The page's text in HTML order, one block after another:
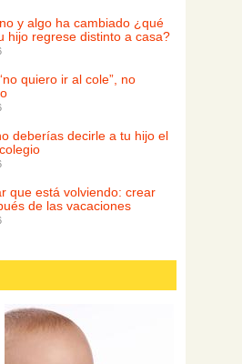
y algo ha cambiado ¿qué
hijo regrese distinto a casa?
quiero ir al cole”, no
deberías decirle a tu hijo el
que está volviendo: crear
de las vacaciones